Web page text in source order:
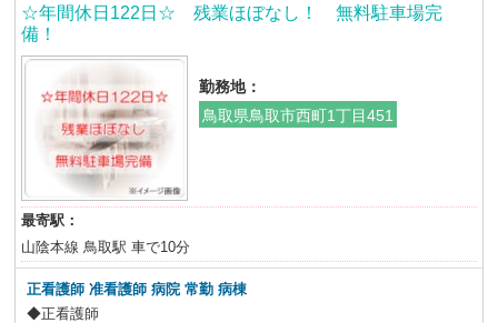
☆年間休日122日☆ 残業ほぼなし！ 無料駐車場完
備！
勤務地：
鳥取県鳥取市西町1丁目451
最寄駅：
山陰本線 鳥取駅 車で10分
正看護師 准看護師 病院 常勤 病棟
◆正看護師